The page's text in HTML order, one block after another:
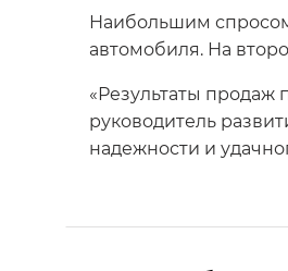
Наибольшим
автомобиля. На
«Результаты продаж
руководитель
надежности и